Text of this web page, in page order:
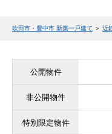
吹田市・豊中市 新築一戸建て ＞ 近
公開物件
非公開物件
特別限定物件